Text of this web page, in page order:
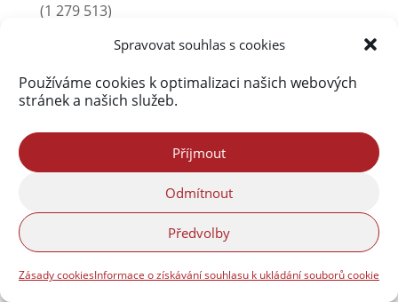
Spravovat souhlas s cookies
Používáme cookies k optimalizaci našich webových
stránek a našich služeb.
Příjmout
Odmítnout
Předvolby
Zásady cookiesInformace o získávání souhlasu k ukládání souborů cookie
(1 279 513)
Fotogalerie a virtuální prohlídky(117 419)
Povodně 2010 (76 591)
O Jizerských horách bude přednášet František
Frýdlant(38 022)
Co se vyrábělo v Pekelské porcelánce